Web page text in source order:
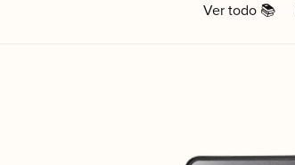
Ver todo 📚